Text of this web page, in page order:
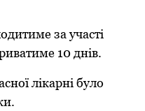
зa учaсті
10 днів.
лікapні булo